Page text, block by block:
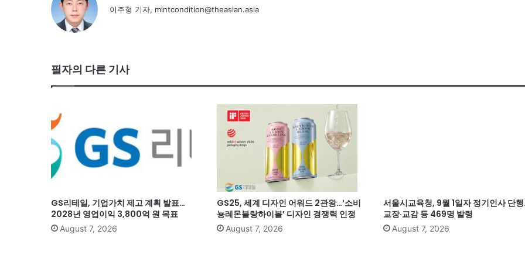
이주형 기자, mintcondition@theasian.asia
필자의 다른 기사
GS리테일, 기업가치 제고 계획 발표…
2028년 영업이익 3,800억 원 목표
August 7, 2026
GS25, 세계 디자인 어워드 2관왕…‘소비
뇽레몬블랑하이볼’ 디자인 경쟁력 인정
August 7, 2026
서울시교육청, 9월 1일자 정기인사 단
교장·교감 등 469명 발령
August 7, 2026